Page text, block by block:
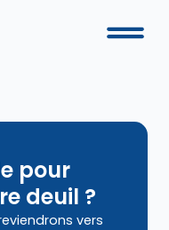
pour
deuil ?
vers